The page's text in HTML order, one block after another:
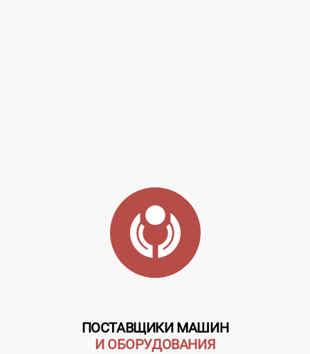
ПОСТАВЩИКИ МАШИН
И ОБОРУДОВАНИЯ